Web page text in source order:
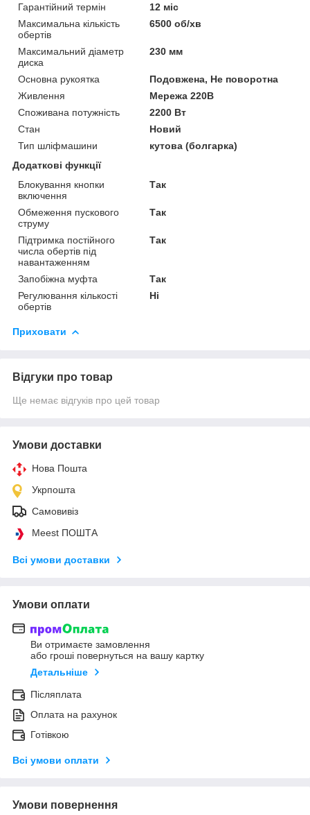
Гарантійний термін
12 міс
Максимальна кількість
обертів
6500 об/хв
Максимальний діаметр
диска
230 мм
Основна рукоятка
Подовжена, Не поворотна
Живлення
Мережа 220В
Споживана потужність
2200 Вт
Стан
Новий
Тип шліфмашини
кутова (болгарка)
Додаткові функції
Блокування кнопки
включення
Так
Обмеження пускового
струму
Так
Підтримка постійного
числа обертів під
навантаженням
Так
Запобіжна муфта
Так
Регулювання кількості
обертів
Ні
Приховати
Відгуки про товар
Ще немає відгуків про цей товар
Умови доставки
Нова Пошта
Укрпошта
Самовивіз
Meest ПОШТА
Всі умови доставки
Умови оплати
Ви отримаєте замовлення
або гроші повернуться на вашу картку
Детальніше
Післяплата
Оплата на рахунок
Готівкою
Всі умови оплати
Умови повернення